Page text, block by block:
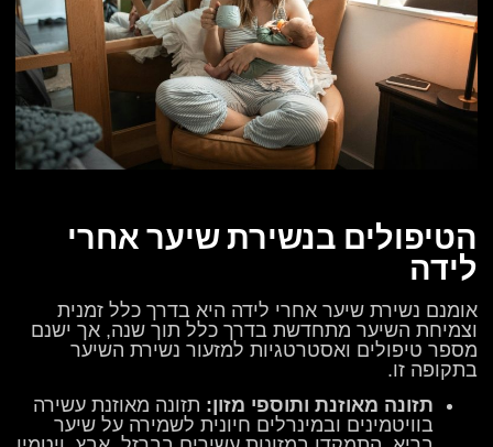
הטיפולים בנשירת שיער אחרי
לידה
אומנם נשירת שיער אחרי לידה היא בדרך כלל זמנית
וצמיחת השיער מתחדשת בדרך כלל תוך שנה, אך ישנם
מספר טיפולים ואסטרטגיות למזעור נשירת השיער
בתקופה זו.
תזונה מאוזנת ותוספי מזון: תזונה מאוזנת עשירה
בוויטמינים ובמינרלים חיונית לשמירה על שיער